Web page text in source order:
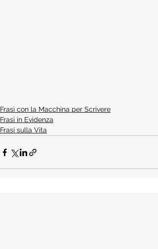
Frasi con la Macchina per Scrivere
Frasi in Evidenza
Frasi sulla Vita